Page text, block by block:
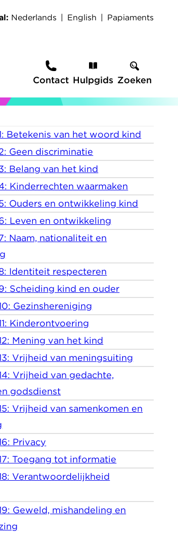
Secundaire
navigatie
Contact Hulpgids Zoeken
Nederlands English Papiaments
ze recht
hebben
passen bij
dat het hulp
volgende:
was op het
of voogd dat
de rechter;
van het
Betekenis van het woord kind
Geen discriminatie
Belang van het kind
Kinderrechten waarmaken
Ouders en ontwikkeling kind
Leven en ontwikkeling
Naam, nationaliteit en
Identiteit respecteren
Scheiding kind en ouder
Gezinshereniging
Kinderontvoering
Mening van het kind
Vrijheid van meningsuiting
Vrijheid van gedachte,
godsdienst
Vrijheid van samenkomen en
Privacy
Toegang tot informatie
Verantwoordelijkheid
Geweld, mishandeling en